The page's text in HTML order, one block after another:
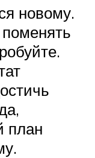
новому.
план